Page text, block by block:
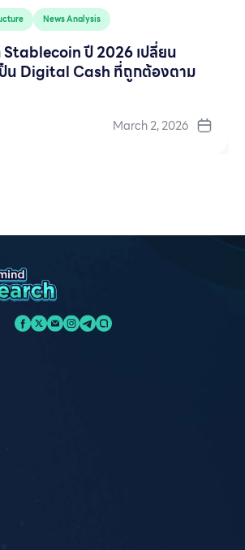
News Analysis
ปี 2026 เปลี่ยน
น Digital Cash ที่ถูกต้องตาม
March 2, 2026